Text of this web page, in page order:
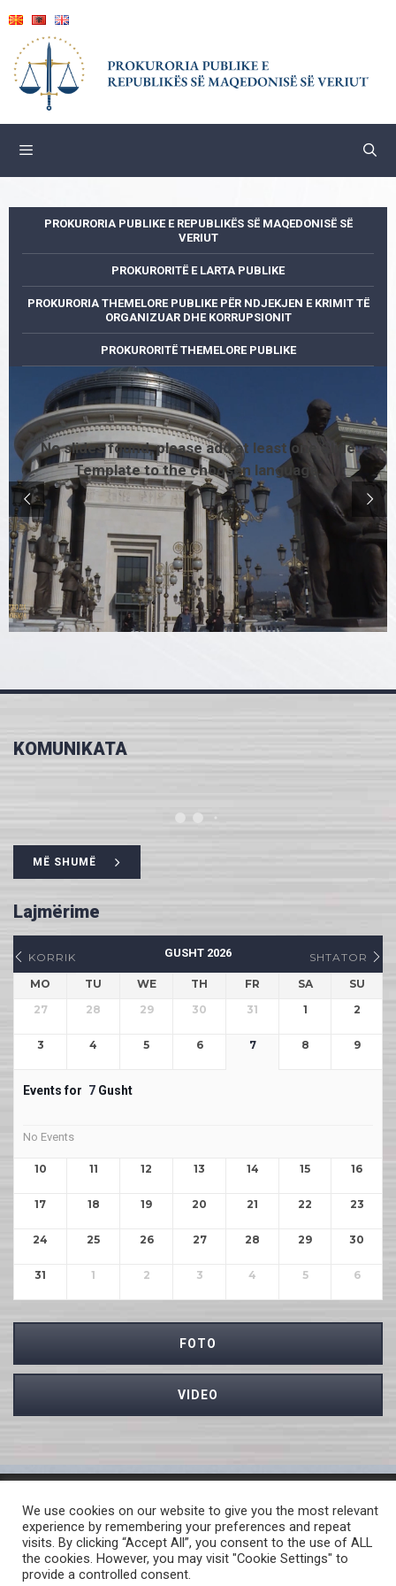
content
PROKURORIA PUBLIKE E REPUBLIKËS SË MAQEDONISË SË
VERIUT
PROKURORITË E LARTA PUBLIKE
PROKURORIA THEMELORE PUBLIKE PËR NDJEKJEN E KRIMIT TË
ORGANIZUAR DHE KORRUPSIONIT
PROKURORITË THEMELORE PUBLIKE
No slides found, please add at least one Slide
Template to the choosen language.
KOMUNIKATA
MË SHUMË
Lajmërime
KORRIK GUSHT 2026
SHTATOR
MO
TU WE TH FR SA
SU
27
28 29 30 31 1 2
3 4 5 6 7 8 9
Events for 7 Gusht
No Events
10 11 12 13 14 15 16
17 18 19 20 21 22 23
24 25 26 27 28 29 30
31 1 2 3 4 5 6
FOTO
VIDEO
QASJA E LIRË NË INFORMATAT ME KARAKTER PUBLIK
PROCEDURA PËR RAPORTIMIN E VEPRAVE PENALE
LINKE TË DOBISHME
We use cookies on our website to give you the most relevant
experience by remembering your preferences and repeat
visits. By clicking “Accept All”, you consent to the use of ALL
the cookies. However, you may visit "Cookie Settings" to
provide a controlled consent.